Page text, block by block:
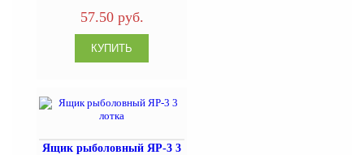
57.50 руб.
Ящик рыболовный ЯР-3 3